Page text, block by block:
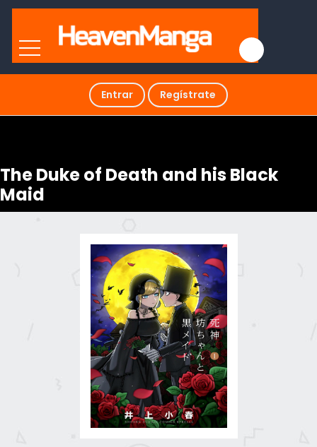
Entrar Regístrate
The Duke of Death and his Black
Maid